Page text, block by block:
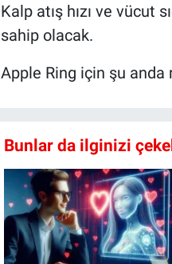
Kalp atış hızı ve vücut
sahip olacak.
Apple Ring için şu anda
Bunlar da ilginizi